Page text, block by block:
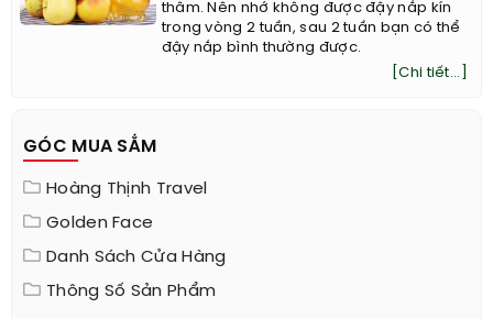
thâm. Nên nhớ không được đậy nắp kín
trong vòng 2 tuần, sau 2 tuần bạn có thể
đậy nắp bình thường được.
[Chi tiết...]
GÓC MUA SẮM
Hoàng Thịnh Travel
Golden Face
Danh Sách Cửa Hàng
Thông Số Sản Phẩm